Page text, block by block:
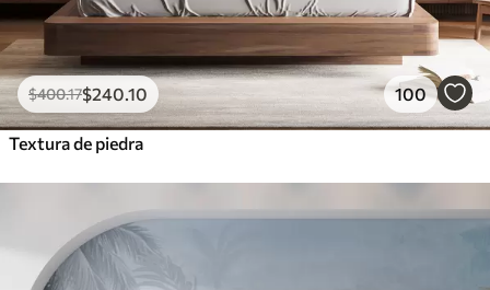
$400.17$240 .10 100
Textura de piedra